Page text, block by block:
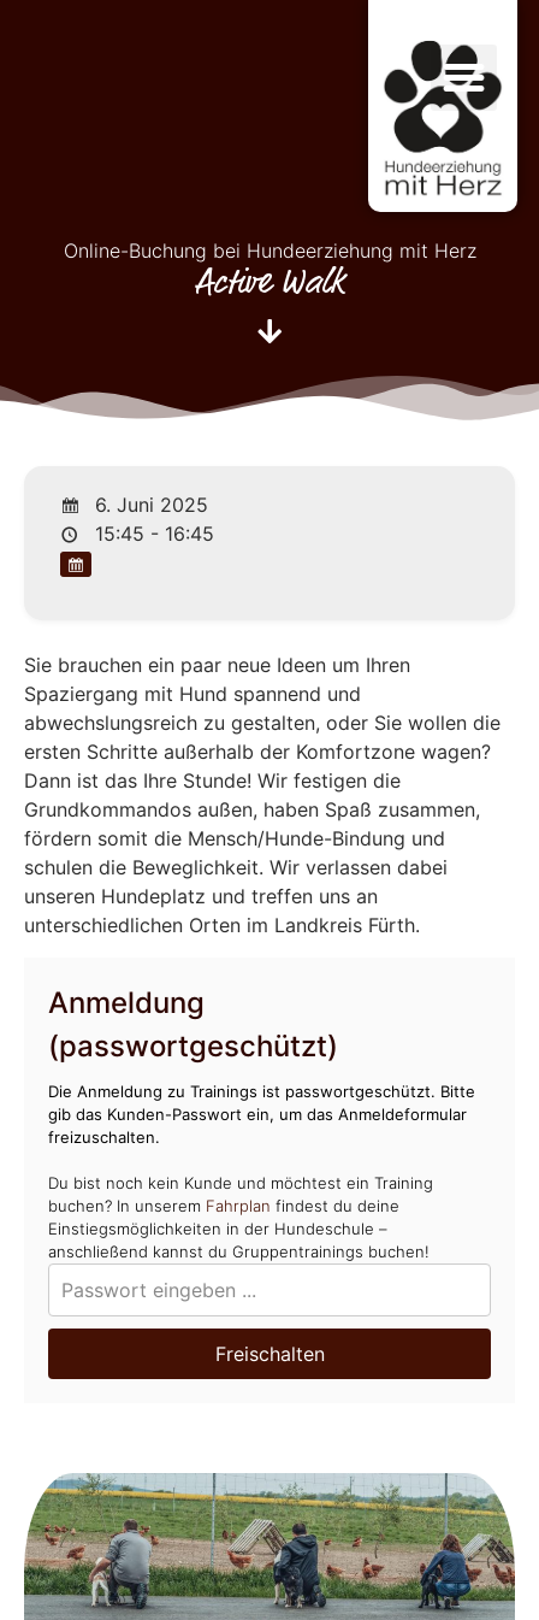
Online-Buchung bei Hundeerziehung mit Herz
Active Walk
6. Juni 2025
15:45 - 16:45
Sie brauchen ein paar neue Ideen um Ihren
Spaziergang mit Hund spannend und
abwechslungsreich zu gestalten, oder Sie wollen die
ersten Schritte außerhalb der Komfortzone wagen?
Dann ist das Ihre Stunde! Wir festigen die
Grundkommandos außen, haben Spaß zusammen,
fördern somit die Mensch/Hunde-Bindung und
schulen die Beweglichkeit. Wir verlassen dabei
unseren Hundeplatz und treffen uns an
unterschiedlichen Orten im Landkreis Fürth.
Anmeldung
(passwortgeschützt)
Die Anmeldung zu Trainings ist passwortgeschützt. Bitte
gib das Kunden-Passwort ein, um das Anmeldeformular
freizuschalten.
Du bist noch kein Kunde und möchtest ein Training
buchen? In unserem Fahrplan findest du deine
Einstiegsmöglichkeiten in der Hundeschule –
anschließend kannst du Gruppentrainings buchen!
Freischalten